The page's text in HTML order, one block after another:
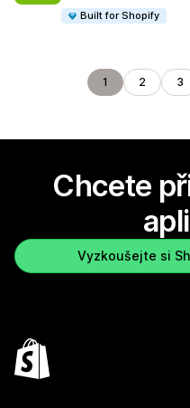
Built for Shopify
1 2 3
Chcete
Vyzkoušejte si